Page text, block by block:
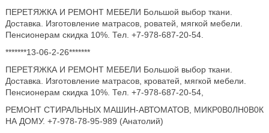
ПЕРЕТЯЖКА И РЕМОНТ МЕБЕЛИ Большой выбор ткани.
Доставка. Изготовление матрасов, роватей, мягкой мебели.
Пенсионерам скидка 10%. Тел. +7-978-687-20-54.
*******13-06-2-26*******
ПЕРЕТЯЖКА И РЕМОНТ МЕБЕЛИ Большой выбор ткани.
Доставка. Изготовление матрасов, кроватей, мягкой мебели.
Пенсионерам скидка 10%. Тел. +7-978-687-20-54,
РЕМОНТ СТИРАЛЬНЫХ МАШИН-АВТОМАТОВ, МИКР0В0ЛН0В0К
НА ДОМУ. +7-978-78-95-989 (Анатолий)